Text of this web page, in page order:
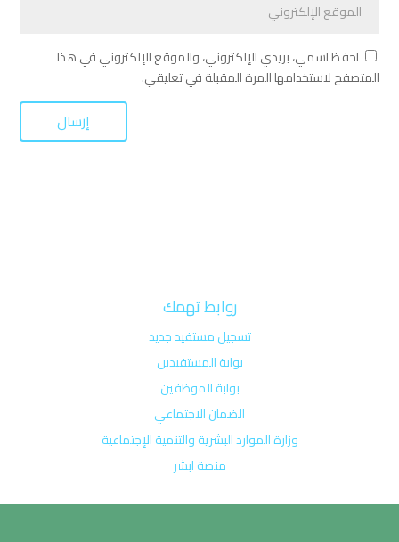
احفظ اسمي، بريدي الإلكتروني، والموقع الإلكتروني في هذا
المتصفح لاستخدامها المرة المقبلة في تعليقي.
روابط تهمك
تسجيل مستفيد جديد
بوابة المستفيدين
بوابة الموظفين
الضمان الاجتماعي
وزارة الموارد البشرية والتنمية الإجتماعية
منصة ابشر